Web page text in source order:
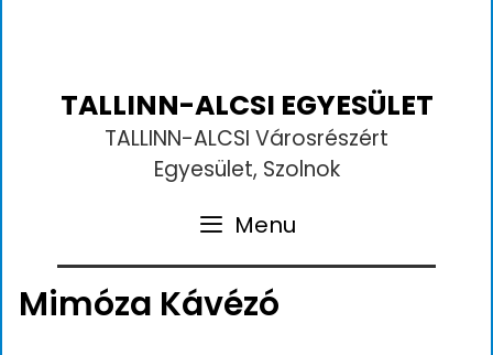
TALLINN-ALCSI EGYESÜLET
TALLINN-ALCSI Városrészért
Egyesület, Szolnok
Menu
Mimóza Kávézó